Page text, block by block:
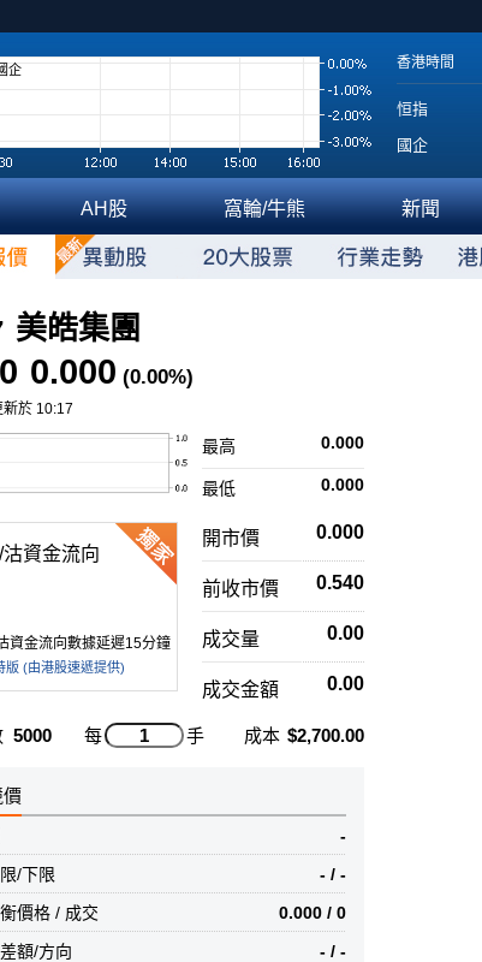
企 香港時間
恒指
國企
AH股 窩輪/牛熊 新聞
美皓集團
0.000 (0.00%)
於 10:17
0.000
最高
0.000
最低
資金流向
資金流向數據延遲15分鐘
版 (由港股速遞提供)
開市價 0.000
前收市價 0.540
成交量 0.00
成交金額 0.00
5000 每 手 成本 $2,700.00
價
-
- / -
/下限
0.000 / 0
價格 / 成交
- / -
額/方向